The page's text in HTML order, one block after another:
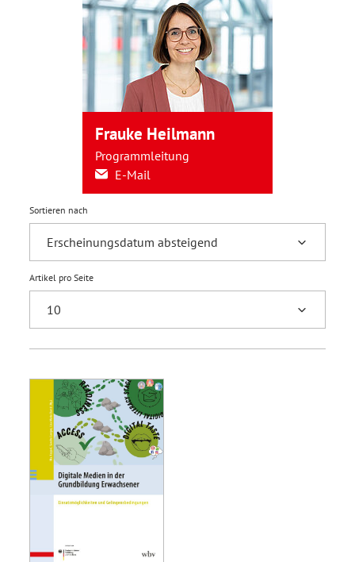
Frauke Heilmann
Programmleitung
E-Mail
Sortieren nach
Artikel pro Seite